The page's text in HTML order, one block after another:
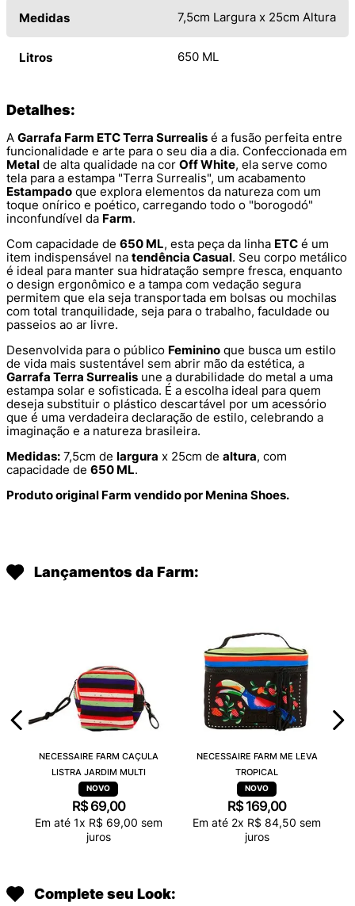
Medidas 7,5cm Largura x 25cm Altura
Litros 650 ML
Detalhes:
A Garrafa Farm ETC Terra Surrealis é a fusão perfeita entre
funcionalidade e arte para o seu dia a dia. Confeccionada em
Metal de alta qualidade na cor Off White, ela serve como
tela para a estampa "Terra Surrealis", um acabamento
Estampado que explora elementos da natureza com um
toque onírico e poético, carregando todo o "borogodó"
inconfundível da Farm.
Com capacidade de 650 ML, esta peça da linha ETC é um
item indispensável na tendência Casual. Seu corpo metálico
é ideal para manter sua hidratação sempre fresca, enquanto
o design ergonômico e a tampa com vedação segura
permitem que ela seja transportada em bolsas ou mochilas
com total tranquilidade, seja para o trabalho, faculdade ou
passeios ao ar livre.
Desenvolvida para o público Feminino que busca um estilo
de vida mais sustentável sem abrir mão da estética, a
Garrafa Terra Surrealis une a durabilidade do metal a uma
estampa solar e sofisticada. É a escolha ideal para quem
deseja substituir o plástico descartável por um acessório
que é uma verdadeira declaração de estilo, celebrando a
imaginação e a natureza brasileira.
Medidas: 7,5cm de largura x 25cm de altura, com
capacidade de 650 ML.
Produto original Farm vendido por Menina Shoes.
Lançamentos da Farm:
NECESSAIRE FARM CAÇULA
LISTRA JARDIM MULTI
R$ 69,00
Em até 1x R$ 69,00 sem
juros
NECESSAIRE FARM ME LEVA
TROPICAL
R$ 169,00
Em até 2x R$ 84,50 sem
juros
Complete seu Look: